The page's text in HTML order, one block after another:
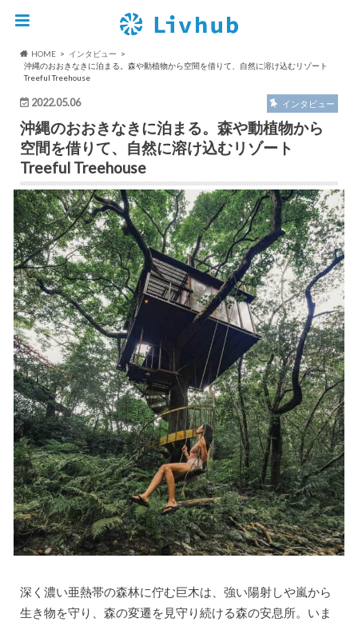
HOME
インタビュー
沖縄のおおきなきに泊まる。森や動植物から空間を借りて、自然に溶け込むリゾート
Treeful Treehouse
2022.05.06 インタビュー
沖縄のおおきなきに泊まる。森や動植物から
空間を借りて、自然に溶け込むリゾート
Treeful Treehouse
深く濃い亜熱帯の森林に佇む巨木は、強い陽射しや嵐から
生き物を守り、森の変遷を見守り続ける森の安息所。いま